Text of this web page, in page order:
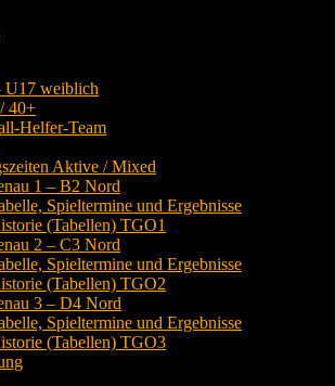
U17 weiblich
40+
Helfer-Team
Aktive / Mixed
1 – B2 Nord
Spieltermine und Ergebnisse
(Tabellen) TGO1
2 – C3 Nord
Spieltermine und Ergebnisse
(Tabellen) TGO2
3 – D4 Nord
Spieltermine und Ergebnisse
(Tabellen) TGO3